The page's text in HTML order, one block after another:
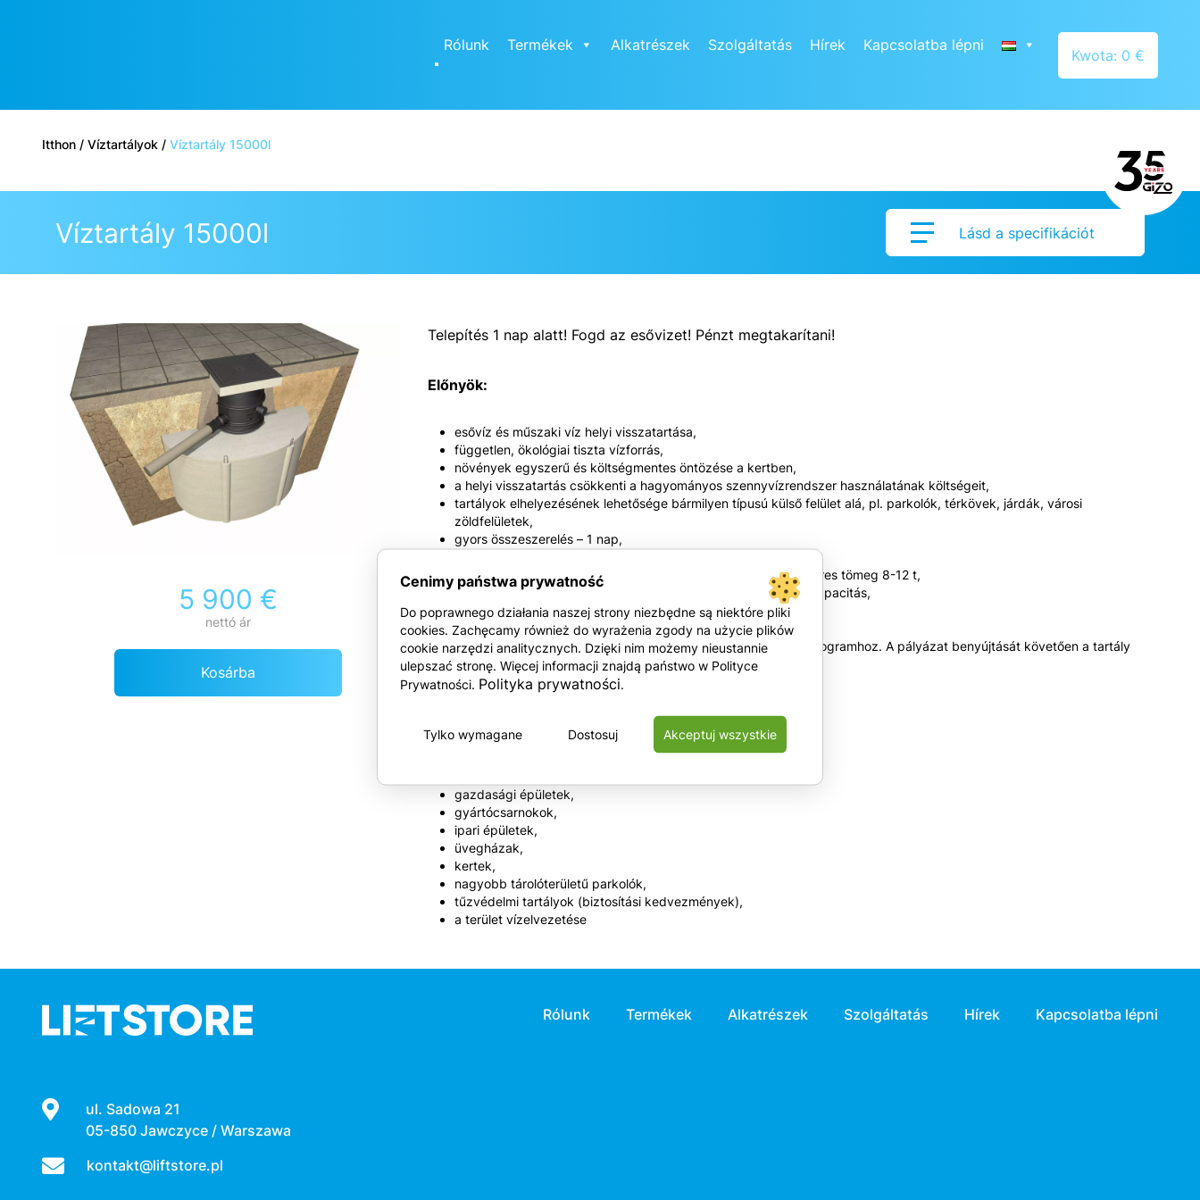
Kwota: 0 €
Rólunk Termékek Alkatrészek Szolgáltatás Hírek Kapcsolatba lépni
Itthon / Víztartályok / Víztartály 15000l
Víztartály 15000l Lásd a specifikációt
5 900 €
nettó ár
Kosárba
Telepítés 1 nap alatt! Fogd az esővizet! Pénzt megtakarítani!
Előnyök:
esővíz és műszaki víz helyi visszatartása,
független, ökológiai tiszta vízforrás,
növények egyszerű és költségmentes öntözése a kertben,
a helyi visszatartás csökkenti a hagyományos szennyvízrendszer használatának költségeit,
tartályok elhelyezésének lehetősége bármilyen típusú külső felület alá, pl. parkolók, térkövek, járdák, városi
zöldfelületek,
gyors összeszerelés – 1 nap,
nincs szükség további súly hozzáadására a tartályhoz, nagy üres tömeg 8-12 t,
a tartályok gyors csatlakoztatása készletekhez – megnövelt kapacitás,
rendszer vízszűrők beépítésének lehetősége,
A felső tanksapkák különféle formákban kaphatók,
kaphat támogatást a városi hivataloktól a „KAPJA AZ ESŐT” programhoz. A pályázat benyújtását követően a tartály
telepítésével kapcsolatos kiadások 80%-áig lehet pályázni,
tartályok felszerelésének lehetősége a felszínre
Jelentkezés be:
gazdasági épületek,
gyártócsarnokok,
ipari épületek,
üvegházak,
kertek,
nagyobb tárolóterületű parkolók,
tűzvédelmi tartályok (biztosítási kedvezmények),
a terület vízelvezetése
Rólunk Termékek Alkatrészek Szolgáltatás Hírek Kapcsolatba lépni
ul. Sadowa 21
05-850 Jawczyce / Warszawa
kontakt@liftstore.pl
Cenimy państwa prywatność
Do poprawnego działania naszej strony niezbędne są niektóre pliki
cookies. Zachęcamy również do wyrażenia zgody na użycie plików
cookie narzędzi analitycznych. Dzięki nim możemy nieustannie
ulepszać stronę. Więcej informacji znajdą państwo w Polityce
Prywatności. Polityka prywatności.
Dostosuj
Tylko wymagane Akceptuj wszystkie